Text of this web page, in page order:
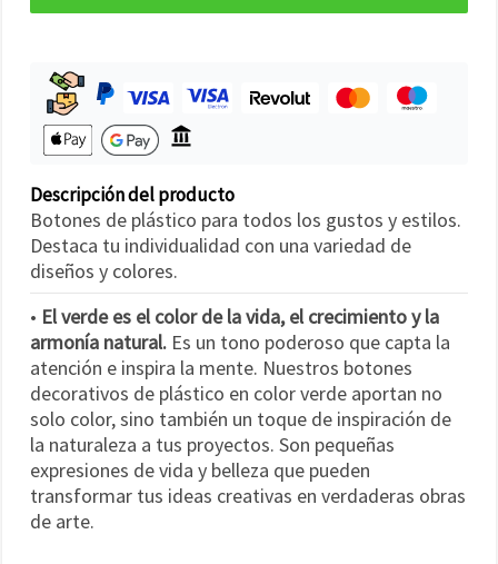
Descripción del producto
Botones de plástico para todos los gustos y estilos.
Destaca tu individualidad con una variedad de
diseños y colores.
• El verde es el color de la vida, el crecimiento y la
armonía natural. Es un tono poderoso que capta la
atención e inspira la mente. Nuestros botones
decorativos de plástico en color verde aportan no
solo color, sino también un toque de inspiración de
la naturaleza a tus proyectos. Son pequeñas
expresiones de vida y belleza que pueden
transformar tus ideas creativas en verdaderas obras
de arte.